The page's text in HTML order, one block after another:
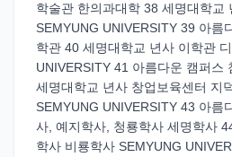
학술관 한의과대학 38 세명대학교
SEMYUNG UNIVERSITY 39 아름
학관 40 세명대학교 년사 이학관
UNIVERSITY 41 아름다운 캠퍼스
세명대학교 년사 창업보육센터 지
SEMYUNG UNIVERSITY 43 아름
사, 예지학사, 청룡학사 세명학사
학사 비룡학사 SEMYUNG